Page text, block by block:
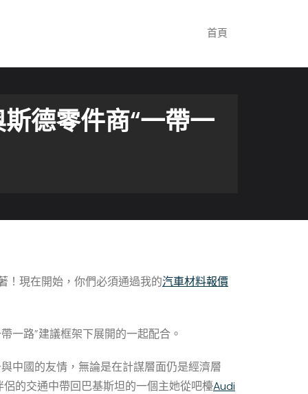
首頁
德零件商“一帶一
！現在開始，你們必須通過我的汽車材料報價
一路”建議框架下展開的一起配合。
中國的友情，無論是在計謀層面仍是經濟層
的交通中帶回巴基斯坦的一個主她從吧檯Audi